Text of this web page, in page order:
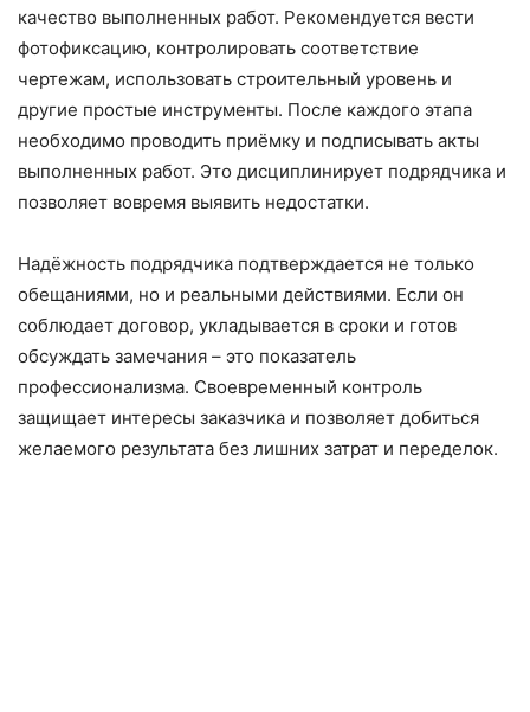
качество выполненных работ. Рекомендуется вести
фотофиксацию, контролировать соответствие
чертежам, использовать строительный уровень и
другие простые инструменты. После каждого этапа
необходимо проводить приёмку и подписывать акты
выполненных работ. Это дисциплинирует подрядчика и
позволяет вовремя выявить недостатки.
Надёжность подрядчика подтверждается не только
обещаниями, но и реальными действиями. Если он
соблюдает договор, укладывается в сроки и готов
обсуждать замечания – это показатель
профессионализма. Своевременный контроль
защищает интересы заказчика и позволяет добиться
желаемого результата без лишних затрат и переделок.